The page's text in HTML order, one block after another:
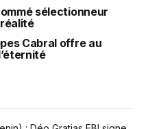
sélectionneur
Cabral offre au